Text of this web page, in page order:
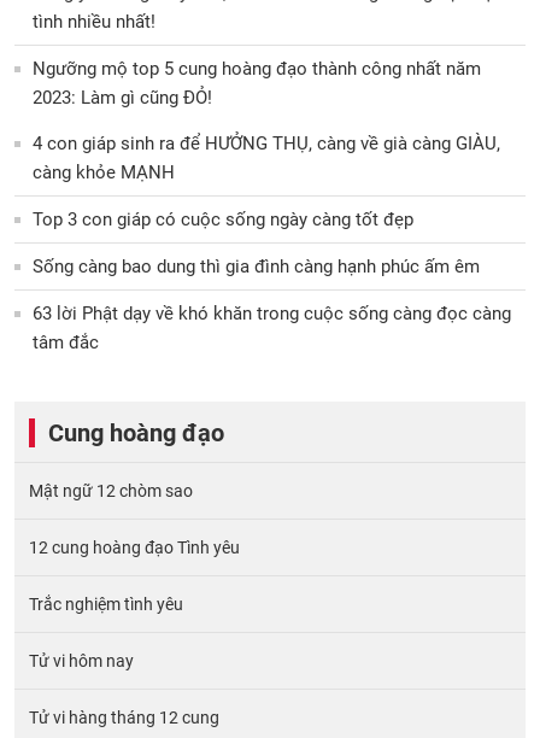
tình nhiều nhất!
Ngưỡng mộ top 5 cung hoàng đạo thành công nhất năm
2023: Làm gì cũng ĐỎ!
4 con giáp sinh ra để HƯỞNG THỤ, càng về già càng GIÀU,
càng khỏe MẠNH
Top 3 con giáp có cuộc sống ngày càng tốt đẹp
Sống càng bao dung thì gia đình càng hạnh phúc ấm êm
63 lời Phật dạy về khó khăn trong cuộc sống càng đọc càng
tâm đắc
Cung hoàng đạo
Mật ngữ 12 chòm sao
12 cung hoàng đạo Tình yêu
Trắc nghiệm tình yêu
Tử vi hôm nay
Tử vi hàng tháng 12 cung